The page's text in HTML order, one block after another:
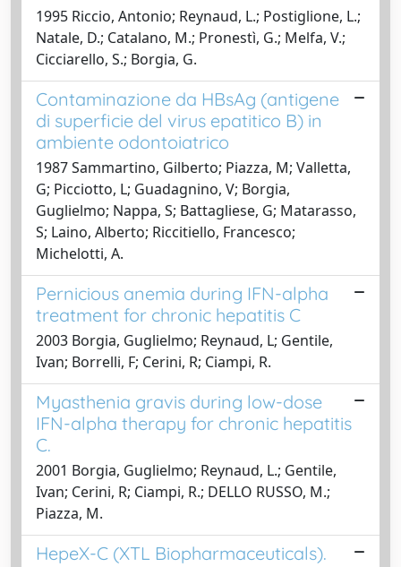
1995 Riccio, Antonio; Reynaud, L.; Postiglione, L.;
Natale, D.; Catalano, M.; Pronestì, G.; Melfa, V.;
Cicciarello, S.; Borgia, G.
Contaminazione da HBsAg (antigene
di superficie del virus epatitico B) in
ambiente odontoiatrico
1987 Sammartino, Gilberto; Piazza, M; Valletta,
G; Picciotto, L; Guadagnino, V; Borgia,
Guglielmo; Nappa, S; Battagliese, G; Matarasso,
S; Laino, Alberto; Riccitiello, Francesco;
Michelotti, A.
Pernicious anemia during IFN-alpha
treatment for chronic hepatitis C
2003 Borgia, Guglielmo; Reynaud, L; Gentile,
Ivan; Borrelli, F; Cerini, R; Ciampi, R.
Myasthenia gravis during low-dose
IFN-alpha therapy for chronic hepatitis
C.
2001 Borgia, Guglielmo; Reynaud, L.; Gentile,
Ivan; Cerini, R; Ciampi, R.; DELLO RUSSO, M.;
Piazza, M.
HepeX-C (XTL Biopharmaceuticals).